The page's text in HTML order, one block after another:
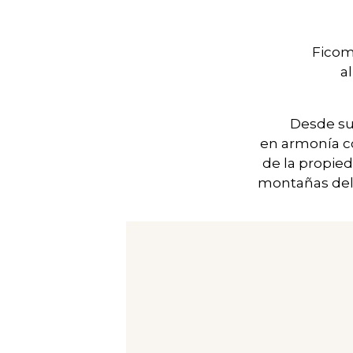
Desde
en armonía
de la
montañas